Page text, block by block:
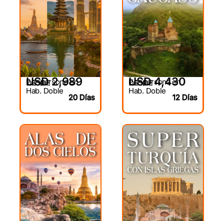
DESDE
USD 2,989
Por persona en
Hab. Doble
20 Días
DESDE
USD 4,430
Por persona en
Hab. Doble
12 Días